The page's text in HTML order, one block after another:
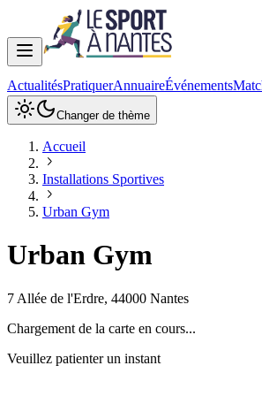
ActualitésPratiquerAnnuaireÉvénements
Changer de thème
Accueil
Installations Sportives
Urban Gym
Urban Gym
7 Allée de l'Erdre, 44000 Nantes
Chargement de la carte en cours...
Veuillez patienter un instant